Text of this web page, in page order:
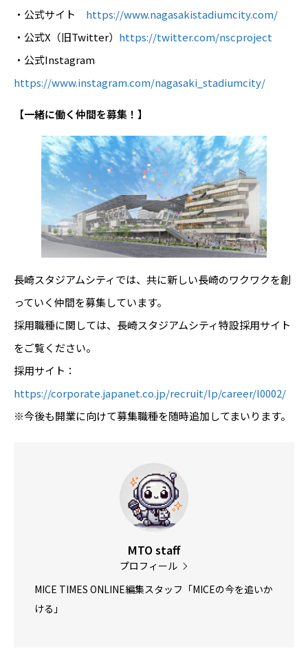
・公式サイト https://www.nagasakistadiumcity.com/
・公式X（旧Twitter） https://twitter.com/nscproject
・公式Instagram
https://www.instagram.com/nagasaki_stadiumcity/
【一緒に働く仲間を募集！】
長崎スタジアムシティでは、共に新しい長崎のワクワクを創
っていく仲間を募集しています。
採用職種に関しては、長崎スタジアムシティ特設採用サイト
をご覧ください。
採用サイト：
https://corporate.japanet.co.jp/recruit/lp/career/l0002/
※今後も開業に向けて募集職種を随時追加してまいります。
MTO staff
プロフィール
MICE TIMES ONLINE編集スタッフ「MICEの今を追いか
ける」